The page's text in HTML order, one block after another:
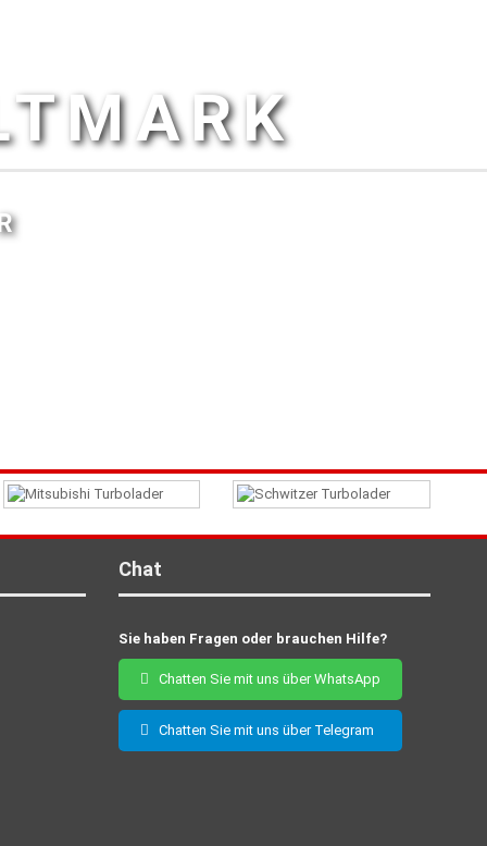
Chat
Sie haben Fragen oder brauchen Hilfe?
Chatten Sie mit uns über WhatsApp
Chatten Sie mit uns über Telegram